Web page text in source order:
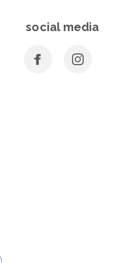
social media